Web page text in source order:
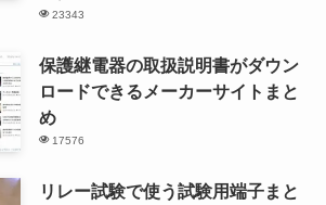
23343
保護継電器の取扱説明書がダウン
ロードできるメーカーサイトまと
め
17576
リレー試験で使う試験用端子まと